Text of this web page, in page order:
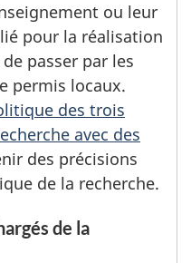
ou leur
pour la réalisation
passer par les
permis locaux.
des trois
avec des
des précisions
de la recherche.
de la